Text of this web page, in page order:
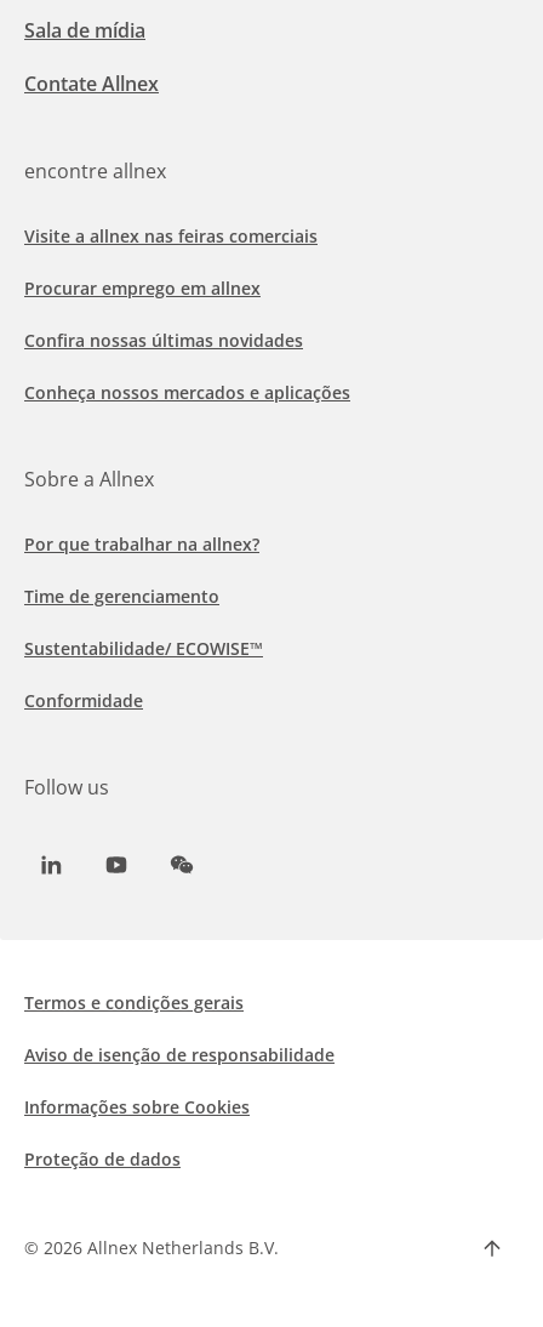
Sala de mídia
Contate Allnex
encontre allnex
Visite a allnex nas feiras comerciais
Procurar emprego em allnex
Confira nossas últimas novidades
Conheça nossos mercados e aplicações
Sobre a Allnex
Por que trabalhar na allnex?
Time de gerenciamento
Sustentabilidade/ ECOWISE™
Conformidade
Follow us
LinkedInYoutubeWeChat
© 2026 Allnex Netherlands B.V.
Termos e condições gerais
Aviso de isenção de responsabilidade
Informações sobre Cookies
Proteção de dados